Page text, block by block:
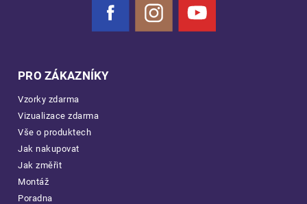
Facebook Instagram YouTube
PRO ZÁKAZNÍKY
Vzorky zdarma
Vizualizace zdarma
Vše o produktech
Jak nakupovat
Jak změřit
Montáž
Poradna